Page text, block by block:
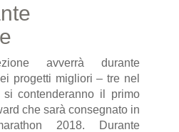
avverrà durante
progetti migliori – tre nel
contenderanno il primo
che sarà consegnato in
2018. Durante